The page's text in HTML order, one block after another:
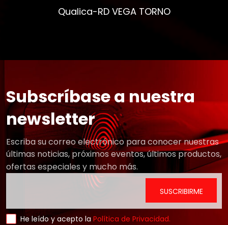
Qualica-RD VEGA TORNO
Subscríbase a nuestra
newsletter
Escriba su correo electrónico para conocer nuestras
últimas noticias, próximos eventos, últimos productos,
ofertas especiales y mucho más.
He leído y acepto la Política de Privacidad.